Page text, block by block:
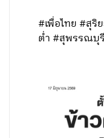
#เพื่อไทย #สุริ
ต่ำ #สุพรรณ